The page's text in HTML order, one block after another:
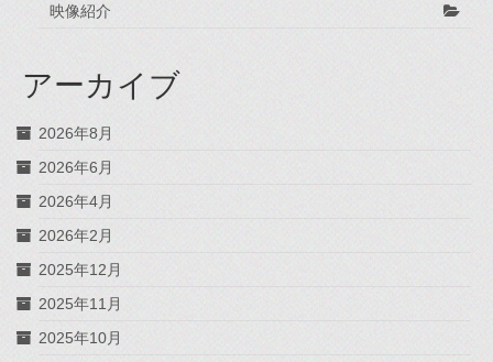
映像紹介
アーカイブ
2026年8月
2026年6月
2026年4月
2026年2月
2025年12月
2025年11月
2025年10月